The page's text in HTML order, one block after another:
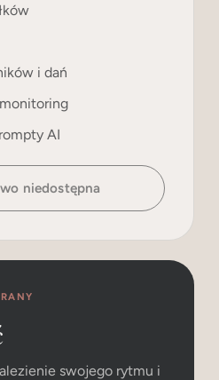
i dań
AI
niedostępna
swojego rytmu i